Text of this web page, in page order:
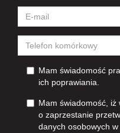
Mam świadomość
ich poprawiania.
Mam świadomość, iż
o zaprzestanie
danych osobowych